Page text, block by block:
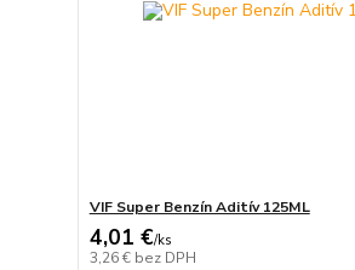
VIF Super Benzín Aditív 125ML
4,01 €/ks
3,26 € bez DPH